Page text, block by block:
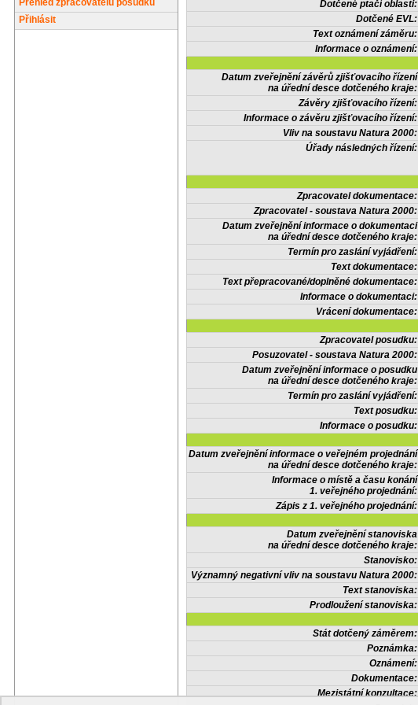
Přehled zpracovatelů posudků
Přihlásit
Dotčené ptačí oblasti:
Dotčené EVL:
Text oznámení záměru:
Informace o oznámení:
Datum zveřejnění závěrů zjišťovacího řízení
na úřední desce dotčeného kraje:
Závěry zjišťovacího řízení:
Informace o závěru zjišťovacího řízení:
Vliv na soustavu Natura 2000:
Úřady následných řízení:
Zpracovatel dokumentace:
Zpracovatel - soustava Natura 2000:
Datum zveřejnění informace o dokumentaci
na úřední desce dotčeného kraje:
Termín pro zaslání vyjádření:
Text dokumentace:
Text přepracované/doplněné dokumentace:
Informace o dokumentaci:
Vrácení dokumentace:
Zpracovatel posudku:
Posuzovatel - soustava Natura 2000:
Datum zveřejnění informace o posudku
na úřední desce dotčeného kraje:
Termín pro zaslání vyjádření:
Text posudku:
Informace o posudku:
Datum zveřejnění informace o veřejném projednání
na úřední desce dotčeného kraje:
Informace o místě a času konání
1. veřejného projednání:
Zápis z 1. veřejného projednání:
Datum zveřejnění stanoviska
na úřední desce dotčeného kraje:
Stanovisko:
Významný negativní vliv na soustavu Natura 2000:
Text stanoviska:
Prodloužení stanoviska:
Stát dotčený záměrem:
Poznámka:
Oznámení:
Dokumentace:
Mezistátní konzultace: